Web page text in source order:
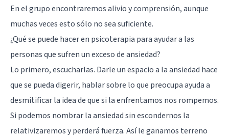
En el grupo encontraremos alivio y comprensión, aunque
muchas veces esto sólo no sea suficiente.
¿Qué se puede hacer en psicoterapia para ayudar a las
personas que sufren un exceso de ansiedad?
Lo primero, escucharlas. Darle un espacio a la ansiedad hace
que se pueda digerir, hablar sobre lo que preocupa ayuda a
desmitificar la idea de que si la enfrentamos nos rompemos.
Si podemos nombrar la ansiedad sin escondernos la
relativizaremos y perderá fuerza. Así le ganamos terreno